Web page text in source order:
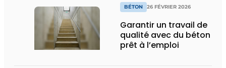
BÉTON 26 FÉVRIER 2026
Garantir un travail de
qualité avec du béton
prêt à l’emploi